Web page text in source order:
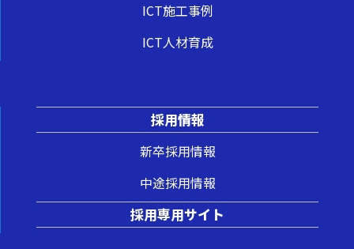
ICT施工事例
ICT人材育成
採用情報
新卒採用情報
中途採用情報
採用専用サイト